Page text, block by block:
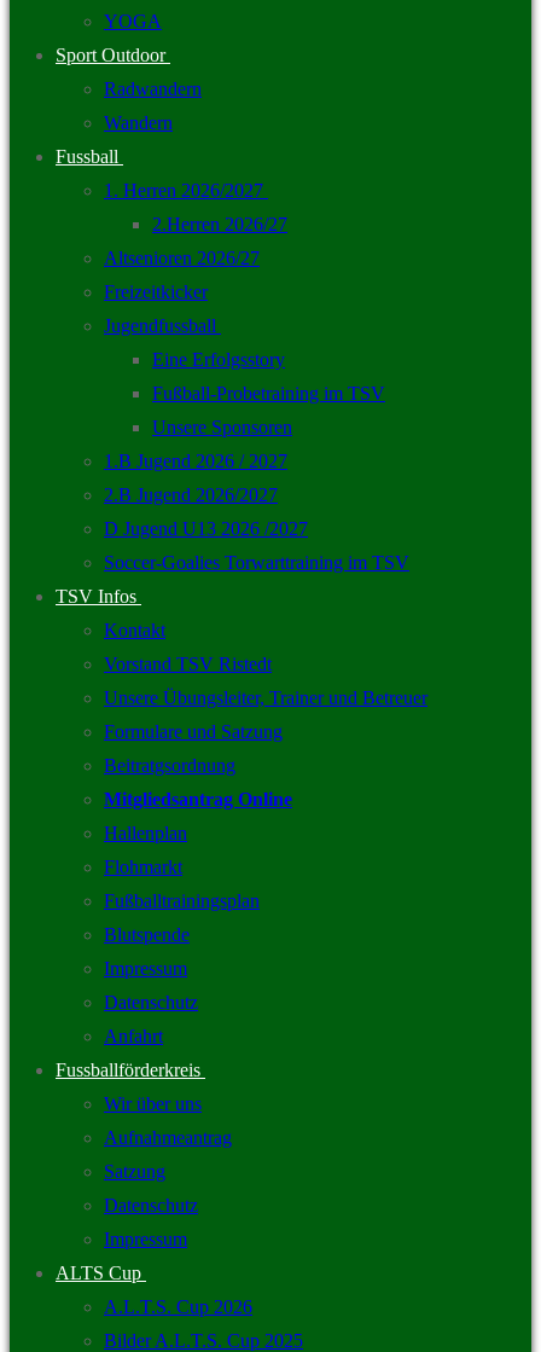
YOGA
Sport Outdoor
Radwandern
Wandern
Fussball
1. Herren 2026/2027
2.Herren 2026/27
Altsenioren 2026/27
Freizeitkicker
Jugendfussball
Eine Erfolgsstory
Fußball-Probetraining im TSV
Unsere Sponsoren
1.B Jugend 2026 / 2027
2.B Jugend 2026/2027
D Jugend U13 2026 /2027
Soccer-Goalies Torwarttraining im TSV
TSV Infos
Kontakt
Vorstand TSV Ristedt
Unsere Übungsleiter, Trainer und Betreuer
Formulare und Satzung
Beitratgsordnung
Mitgliedsantrag Online
Hallenplan
Flohmarkt
Fußballtrainingsplan
Blutspende
Impressum
Datenschutz
Anfahrt
Fussballförderkreis
Wir über uns
Aufnahmeantrag
Satzung
Datenschutz
Impressum
ALTS Cup
A.L.T.S. Cup 2026
Bilder A.L.T.S. Cup 2025